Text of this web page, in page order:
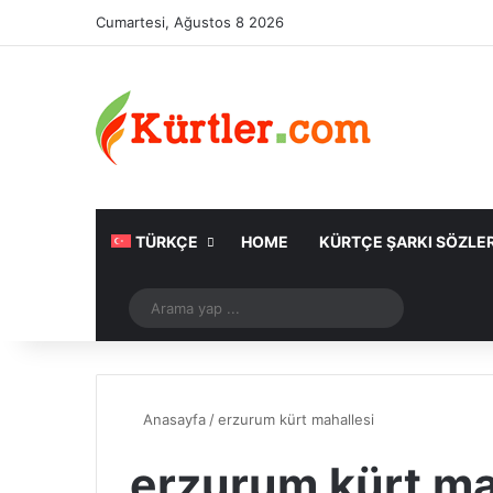
Cumartesi, Ağustos 8 2026
TÜRKÇE HOME KÜRTÇE ŞARKI
Rastgele Makale
yap
Anasayfa /erzurum kürt mahallesi